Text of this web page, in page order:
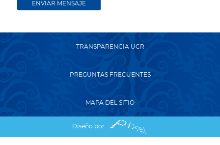
TRANSPARENCIA UCR
PREGUNTAS FRECUENTES
MAPA DEL SITIO
Diseño por